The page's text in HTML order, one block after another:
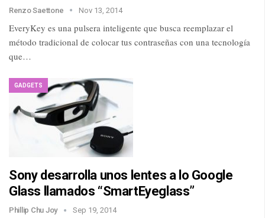
Renzo Saettone Nov 13, 2014
EveryKey es una pulsera inteligente que busca reemplazar el
método tradicional de colocar tus contraseñas con una tecnología
que…
GADGETS
Sony desarrolla unos lentes a lo Google
Glass llamados “SmartEyeglass”
Phillip Chu Joy Sep 19, 2014